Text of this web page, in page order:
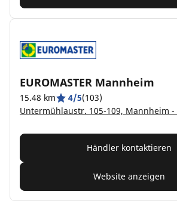
EUROMASTER Mannheim
15.48 km 4/5(103)
Untermühlaustr. 105-109, Mannheim -
Händler kontaktieren
Website anzeigen